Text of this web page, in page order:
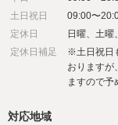
土日祝日
09:00〜
定休日
日曜、土曜
定休日補足
※土日祝日
おりますが
ますので予
対応地域